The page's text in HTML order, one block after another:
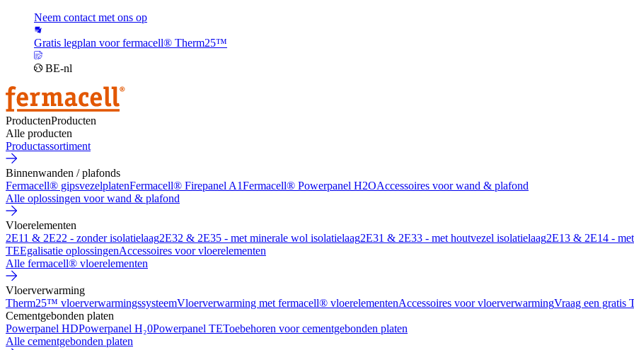
Neem contact met ons op
Gratis legplan voor fermacell® Therm25™
BE-nl
ProductenProducten
Alle producten
Productassortiment
Binnenwanden / plafonds
Fermacell® gipsvezelplatenFermacell® Firepanel A1Fermacell® Powerpanel H2OAccessoires voor wand & plafond
Alle oplossingen voor wand & plafond
Vloerelementen
2E11 & 2E22 - zonder isolatielaag2E32 & 2E35 - met minerale wol isolatielaag2E31 & 2E33 - met houtvezel isolatielaag2E13 & 2E14 -
TEEgalisatie oplossingenAccessoires voor vloerelementen
Alle fermacell® vloerelementen
Vloerverwarming
Therm25™ vloerverwarmingssysteemVloerverwarming met fermacell® vloerelementenAccessoires voor vloerverwarmingVraag een gratis
Cementgebonden platen
Powerpanel HDPowerpanel H₂0Powerpanel TEToebehoren voor cementgebonden platen
Alle cementgebonden platen